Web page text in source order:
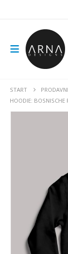
START
HOODIE: BOSNISCHE